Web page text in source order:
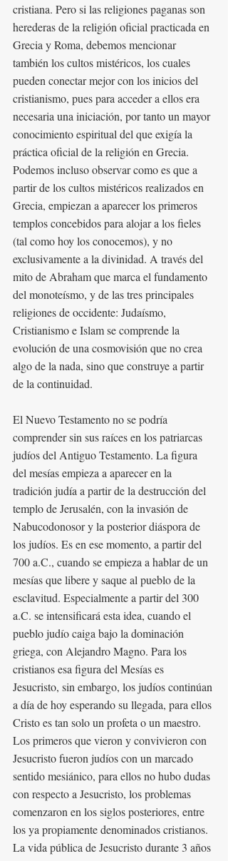
cristiana. Pero si las religiones paganas son
herederas de la religión oficial practicada en
Grecia y Roma, debemos mencionar
también los cultos mistéricos, los cuales
pueden conectar mejor con los inicios del
cristianismo, pues para acceder a ellos era
necesaria una iniciación, por tanto un mayor
conocimiento espiritual del que exigía la
práctica oficial de la religión en Grecia.
Podemos incluso observar como es que a
partir de los cultos mistéricos realizados en
Grecia, empiezan a aparecer los primeros
templos concebidos para alojar a los fieles
(tal como hoy los conocemos), y no
exclusivamente a la divinidad. A través del
mito de Abraham que marca el fundamento
del monoteísmo, y de las tres principales
religiones de occidente: Judaísmo,
Cristianismo e Islam se comprende la
evolución de una cosmovisión que no crea
algo de la nada, sino que construye a partir
de la continuidad.
El Nuevo Testamento no se podría
comprender sin sus raíces en los patriarcas
judíos del Antiguo Testamento. La figura
del mesías empieza a aparecer en la
tradición judía a partir de la destrucción del
templo de Jerusalén, con la invasión de
Nabucodonosor y la posterior diáspora de
los judíos. Es en ese momento, a partir del
700 a.C., cuando se empieza a hablar de un
mesías que libere y saque al pueblo de la
esclavitud. Especialmente a partir del 300
a.C. se intensificará esta idea, cuando el
pueblo judío caiga bajo la dominación
griega, con Alejandro Magno. Para los
cristianos esa figura del Mesías es
Jesucristo, sin embargo, los judíos continúan
a día de hoy esperando su llegada, para ellos
Cristo es tan solo un profeta o un maestro.
Los primeros que vieron y convivieron con
Jesucristo fueron judíos con un marcado
sentido mesiánico, para ellos no hubo dudas
con respecto a Jesucristo, los problemas
comenzaron en los siglos posteriores, entre
los ya propiamente denominados cristianos.
La vida pública de Jesucristo durante 3 años